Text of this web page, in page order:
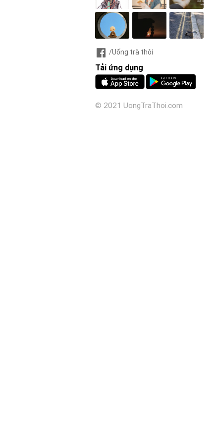
/Uống trà thôi
Tải ứng dụng
© 2021 UongTraThoi.com